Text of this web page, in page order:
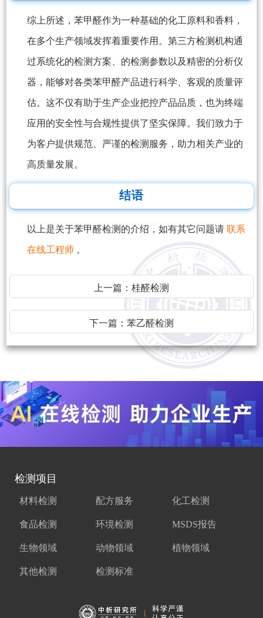
综上所述，苯甲醛作为一种基础的化工原料和香料，
在多个生产领域发挥着重要作用。第三方检测机构通
过系统化的检测方案、的检测参数以及精密的分析仪
器，能够对各类苯甲醛产品进行科学、客观的质量评
估。这不仅有助于生产企业把控产品品质，也为终端
应用的安全性与合规性提供了坚实保障。我们致力于
为客户提供规范、严谨的检测服务，助力相关产业的
高质量发展。
结语
以上是关于苯甲醛检测的介绍，如有其它问题请 联系
在线工程师 。
上一篇： 桂醛检测
下一篇： 苯乙醛检测
检测项目
材料检测 配方服务 化工检测
食品检测 环境检测 MSDS报告
生物领域 动物领域 植物领域
其他检测 检测标准